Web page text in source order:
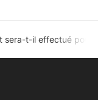
sera-t-il effectué pour